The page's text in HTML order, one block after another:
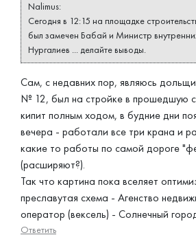
Nalimus:
Сегодня в 12:15 на площадке
был замечен Бабай и Министр
Нургалиев ... делайте выводы.
Сам, с недавних пор, являюсь
№ 12, был на стройке в прошедшую
кипит полным ходом, в будние дни
вечера - работали все три крана и
какие то работы по самой дороге
(расширяют?).
Так что картина пока вселяет
преславутая схема - Агенство
оператор (вексель) - Солнечный
Ответить